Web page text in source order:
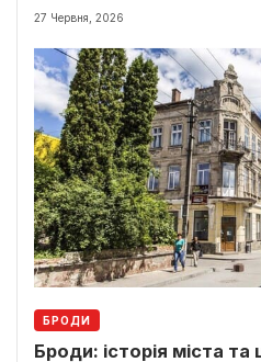
27 Червня, 2026
БРОДИ
Броди: історія міста та